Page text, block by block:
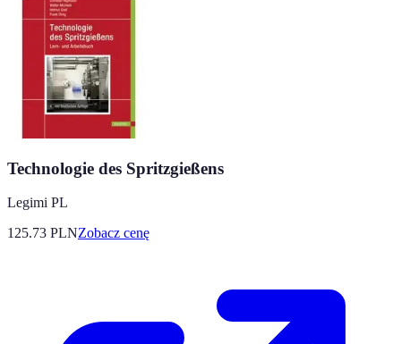
Technologie des Spritzgießens
Legimi PL
125.73 PLNZobacz cenę